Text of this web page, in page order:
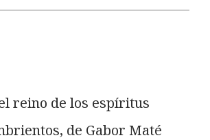
reino de los espíritus
de Gabor Maté